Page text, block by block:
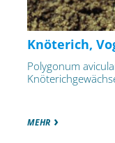
Knöterich,
Polygonum
MEHR